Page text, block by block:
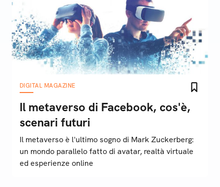
DIGITAL MAGAZINE
Il metaverso di Facebook, cos'è,
scenari futuri
Il metaverso è l'ultimo sogno di Mark Zuckerberg:
un mondo parallelo fatto di avatar, realtà virtuale
ed esperienze online